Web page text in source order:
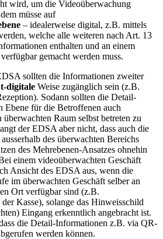
wird, um die Videoüberwachung
müsse auf
– idealerweise digital, z.B. mittels
welche alle weiteren nach Art. 13
enthalten und an einem
gemacht werden muss.
sollten die Informationen zweiter
digitale Weise zugänglich sein (z.B.
Sodann sollten die Detail-
Ebene für die Betroffenen auch
Raum selbst betreten zu
der EDSA aber nicht, dass auch die
des überwachten Bereichs
des Mehrebenen-Ansatzes ohnehin
einem videoüberwachten Geschäft
Ansicht des EDSA aus, wenn die
im überwachten Geschäft selber an
Ort verfügbar sind (z.B.
Kasse), solange das Hinweisschild
Eingang erkenntlich angebracht ist.
die Detail-Informationen z.B. via QR-
werden können.